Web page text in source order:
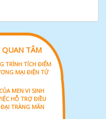
TÂM
TRÌNH TÍCH ĐIỂM
MẠI ĐIỆN TỬ
MEN VI SINH
HỖ TRỢ ĐIỀU
TRÀNG MÃN